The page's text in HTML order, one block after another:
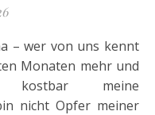
Monaten mehr und
meine
nicht Opfer meiner